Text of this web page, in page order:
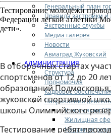
Генеральный план
Правила застройки
Экстренные службы
Медиа галерея
Новости
Авиаград Жуковский
АДМИНИСТРАЦИЯ
Структура
Полномочия
Кадровое
Направления
Участникам
Жилищная
Наружная
Тестирование молодёжи
Федерации лёгкой атлетики
дети».
В отборочных стартах
спортсменов от 12 до 20
образований
жуковской спортивной
школы Олимпийского
Тестирование ребят